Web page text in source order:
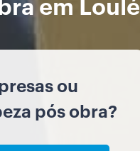
ou
pós obra?